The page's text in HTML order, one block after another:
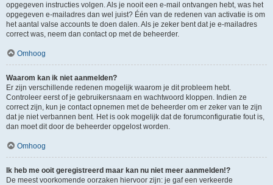
opgegeven instructies volgen. Als je nooit een e-mail ontvangen hebt, was het
opgegeven e-mailadres dan wel juist? Één van de redenen van activatie is om
het aantal valse accounts te doen dalen. Als je zeker bent dat je e-mailadres
correct was, neem dan contact op met de beheerder.
Omhoog
Waarom kan ik niet aanmelden?
Er zijn verschillende redenen mogelijk waarom je dit probleem hebt.
Controleer eerst of je gebruikersnaam en wachtwoord kloppen. Indien ze
correct zijn, kun je contact opnemen met de beheerder om er zeker van te zijn
dat je niet verbannen bent. Het is ook mogelijk dat de forumconfiguratie fout is,
dan moet dit door de beheerder opgelost worden.
Omhoog
Ik heb me ooit geregistreerd maar kan nu niet meer aanmelden!?
De meest voorkomende oorzaken hiervoor zijn: je gaf een verkeerde